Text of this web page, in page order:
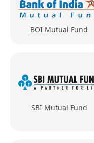
BOI Mutual Fund
SBI Mutual Fund